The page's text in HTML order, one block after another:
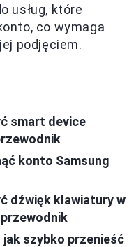
usług, które
co wymaga
podjęciem.
smart device
konto Samsung
dźwięk klawiatury w
szybko przenieść